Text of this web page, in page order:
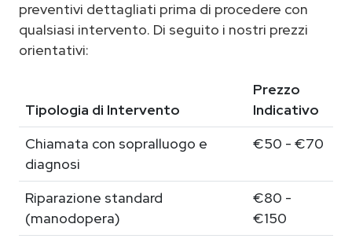
preventivi dettagliati prima di procedere con
qualsiasi intervento. Di seguito i nostri prezzi
orientativi:
Tipologia di Intervento
Prezzo
Indicativo
Chiamata con sopralluogo e
diagnosi
€50 - €70
Riparazione standard
(manodopera)
€80 -
€150